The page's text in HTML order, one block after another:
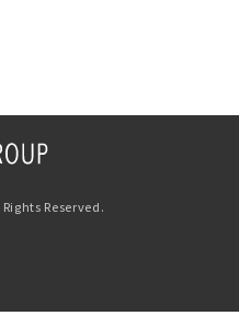
Reserved.